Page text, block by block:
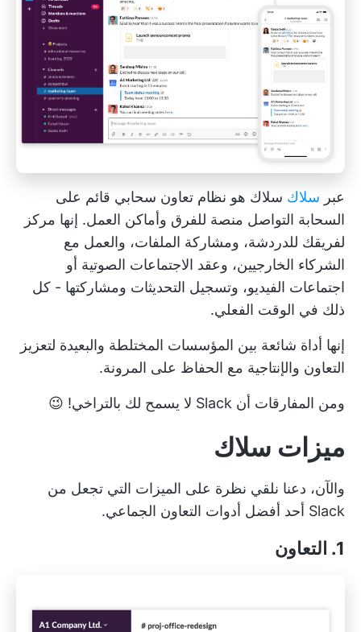
عبر سلاك سلاك هو نظام تعاون سحابي قائم على
السحابة التواصل منصة للفرق وأماكن العمل. إنها مركز
لفريقك للدردشة، ومشاركة الملفات، والعمل مع
الشركاء الخارجيين، وعقد الاجتماعات الصوتية أو
اجتماعات الفيديو، وتسجيل التحديثات ومشاركتها - كل
ذلك في الوقت الفعلي.
إنها أداة شائعة بين المؤسسات المختلطة والبعيدة لتعزيز
التعاون والإنتاجية مع الحفاظ على المرونة.
ومن المفارقات أن Slack لا يسمح لك بالتراخي! 😉
ميزات سلاك
والآن، دعنا نلقي نظرة على الميزات التي تجعل من
Slack أحد أفضل أدوات التعاون الجماعي.
1. التعاون